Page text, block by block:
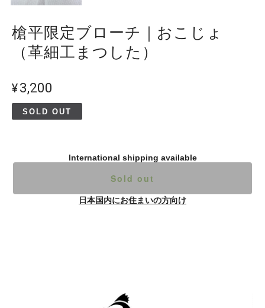
槍平限定ブローチ｜おこじょ
（革細工まつした）
¥3,200
SOLD OUT
International shipping available
Sold out
日本国内にお住まいの方向け